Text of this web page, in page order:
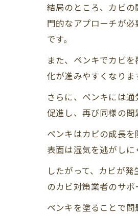
結局のところ、カビ
門的なアプローチが
です。
また、ペンキでカビ
化が進みやすくなりま
さらに、ペンキには
促進し、再び同様の問
ペンキはカビの成長
表面は湿気を逃がしに
したがって、カビが
のカビ対策業者のサポ
ペンキを塗ることで